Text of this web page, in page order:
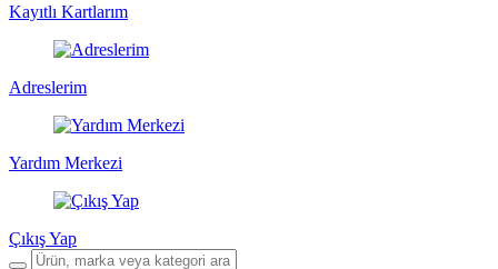
Kayıtlı Kartlarım
Adreslerim
Yardım Merkezi
Çıkış Yap